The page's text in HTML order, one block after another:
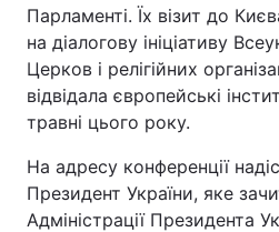
Парламенті. Їх візит до
на діалогову ініціативу
Церков і релігійних
відвідала європейські
травні цього року.
На адресу конференції
Президент України, яке
Адміністрації Президента